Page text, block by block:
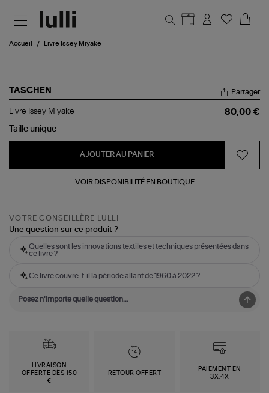
Accueil Livre Issey Miyake
TASCHEN
Livre
Miyake
Partager
Livre Issey Miyake
80,00 €
Taille unique
AJOUTER AU PANIER
VOIR DISPONIBILITÉ EN BOUTIQUE
VOTRE CONSEILLÈRE LULLI
Une question sur ce produit ?
Quelles sont les innovations textiles et techniques présentées dans
ce livre ?
Ce livre couvre-t-il la période allant de 1960 à 2022 ?
LIVRAISON
OFFERTE DÈS 150
€
RETOUR OFFERT
PAIEMENT EN
3X,4X